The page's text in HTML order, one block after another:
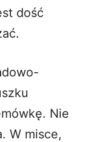
dość
Nie
W misce,